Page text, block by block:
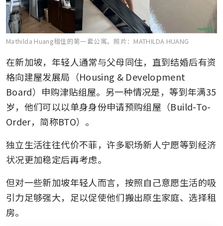
Mathilda Huang租住的第一套公寓。 照片：MATHILDA HUANG
在新加坡，年轻人通常与父母同住，直到结婚后有资
格向建屋发展局（Housing & Development
Board）申购津贴组屋。另一种情况是，等到年满35
岁，他们可以以单身身份申请预购组屋（Build-To-
Order，简称BTO）。
独立生活往往代价不菲，许多职场新人宁愿等到经济
状况更加稳定后再考虑。
但对一些新加坡年轻人而言，按照自己意愿生活的吸
引力足够强大，足以促使他们搬出原生家庭、选择租
房。